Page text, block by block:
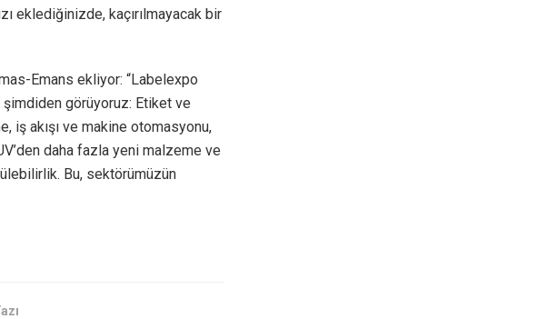
eklediğinizde, kaçırılmayacak bir
Emans ekliyor: “Labelexpo
şimdiden görüyoruz: Etiket ve
akışı ve makine otomasyonu,
daha fazla yeni malzeme ve
Bu, sektörümüzün